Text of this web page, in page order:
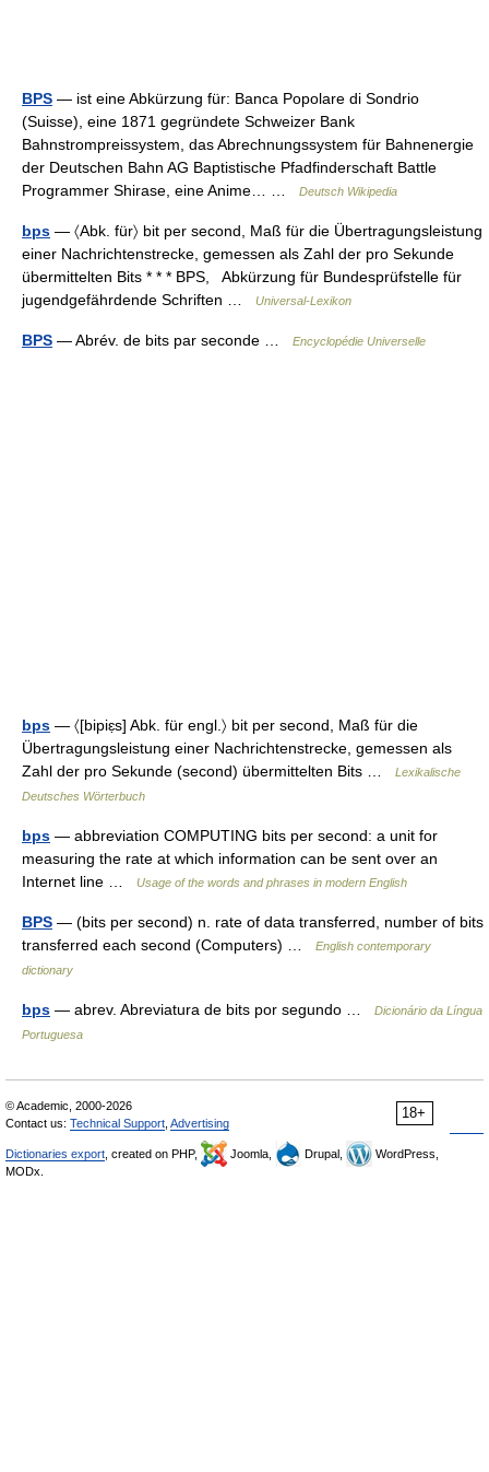
BPS — ist eine Abkürzung für: Banca Popolare di Sondrio
(Suisse), eine 1871 gegründete Schweizer Bank
Bahnstrompreissystem, das Abrechnungssystem für Bahnenergie
der Deutschen Bahn AG Baptistische Pfadfinderschaft Battle
Programmer Shirase, eine Anime… …
Deutsch Wikipedia
bps — 〈Abk. für〉 bit per second, Maß für die Übertragungsleistung
einer Nachrichtenstrecke, gemessen als Zahl der pro Sekunde
übermittelten Bits * * * BPS, Abkürzung für Bundesprüfstelle für
jugendgefährdende Schriften …
Universal-Lexikon
BPS — Abrév. de bits par seconde … Encyclopédie Universelle
bps — 〈[bipiɛ̣s] Abk. für engl.〉 bit per second, Maß für die
Übertragungsleistung einer Nachrichtenstrecke, gemessen als
Zahl der pro Sekunde (second) übermittelten Bits …
Lexikalische
Deutsches Wörterbuch
bps — abbreviation COMPUTING bits per second: a unit for
measuring the rate at which information can be sent over an
Internet line …
Usage of the words and phrases in modern English
BPS — (bits per second) n. rate of data transferred, number of bits
transferred each second (Computers) …
English contemporary
dictionary
bps — abrev. Abreviatura de bits por segundo …
Dicionário da Língua
Portuguesa
18+
© Academic, 2000-2026
Contact us: Technical Support Advertising
Dictionaries export , created on PHP, Joomla, Drupal,
WordPress,
MODx.